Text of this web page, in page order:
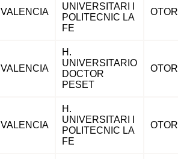
VALENCIA
UNIVERSITARI I
POLITECNIC LA
FE
VALENCIA
H.
UNIVERSITARIO
DOCTOR
PESET
VALENCIA
H.
UNIVERSITARI I
POLITECNIC LA
FE